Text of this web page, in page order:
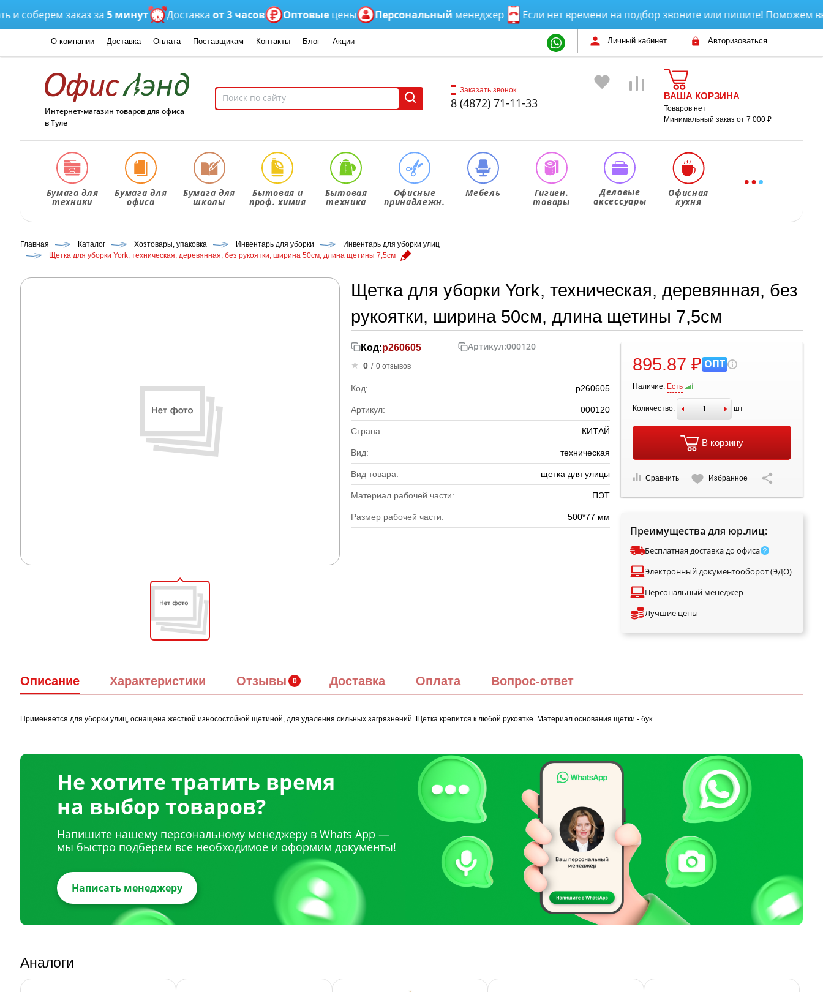
заказ за5 минут Доставкаот 3 часов Оптовыецены Персональныйменеджер Если нет времени на подбор звоните или пишите! Поможем
Личный кабинет Авторизоваться
О компании Доставка Оплата Поставщикам Контакты Блог Акции
Интернет-магазин товаров для офиса
в Туле
Заказать звонок
8 (4872) 71-11-33 ВАША КОРЗИНА
Товаров нет
Минимальный заказ от 7 000 ₽
Бумага для
техники
Бумага для
офиса
Бумага для
школы
Бытовая и
проф. химия
Бытовая
техника
Офисные
принадлежн.
Мебель Гигиен.
товары
Деловые
аксессуары
Офисная
кухня
Главная Каталог Хозтовары, упаковка Инвентарь для уборки
Инвентарь для уборки улиц
Щетка для уборки York, техническая, деревянная, без рукоятки, ширина 50см, длина щетины 7,5см
Щетка для уборки York, техническая, деревянная, без
рукоятки, ширина 50см, длина щетины 7,5см
Код:р260605 Артикул:000120
0 / 0 отзывов
Код: р260605
Артикул: 000120
Страна: КИТАЙ
Вид: техническая
Вид товара: щетка для улицы
Материал рабочей части: ПЭТ
Размер рабочей части: 500*77 мм
895.87 ₽ ОПТ
Наличие: Есть
Количество: шт
В корзину
Сравнить Избранное
Преимущества для юр.лиц:
Бесплатная доставка до офиса
Электронный документооборот (ЭДО)
Персональный менеджер
Лучшие цены
Описание Характеристики Отзывы Доставка Оплата Вопрос-ответ
Применяется для уборки улиц, оснащена жесткой износостойкой щетиной, для удаления сильных загрязнений. Щетка крепится к любой рукоятке. Материал основания щетки - бук.
Не хотите тратить время
на выбор товаров?
Напишите нашему персональному менеджеру в Whats App —
мы быстро подберем все необходимое и оформим документы!
Написать менеджеру
Аналоги